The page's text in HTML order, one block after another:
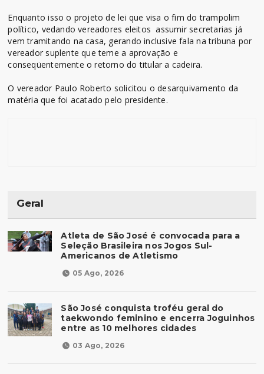
Enquanto isso o projeto de lei que visa o fim do trampolim
político, vedando vereadores eleitos assumir secretarias já
vem tramitando na casa, gerando inclusive fala na tribuna por
vereador suplente que teme a aprovação e
conseqüentemente o retorno do titular a cadeira.
O vereador Paulo Roberto solicitou o desarquivamento da
matéria que foi acatado pelo presidente.
Geral
Atleta de São José é convocada para a
Seleção Brasileira nos Jogos Sul-
Americanos de Atletismo
05 Ago, 2026
São José conquista troféu geral do
taekwondo feminino e encerra Joguinhos
entre as 10 melhores cidades
03 Ago, 2026